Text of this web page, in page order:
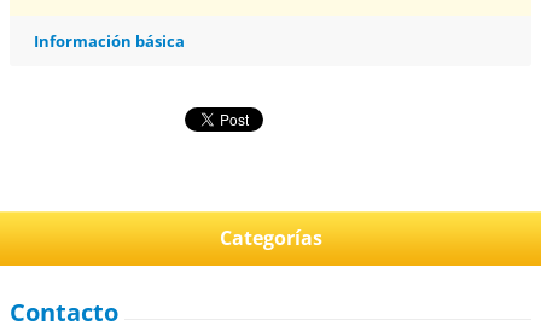
Información básica
Categorías
Contacto